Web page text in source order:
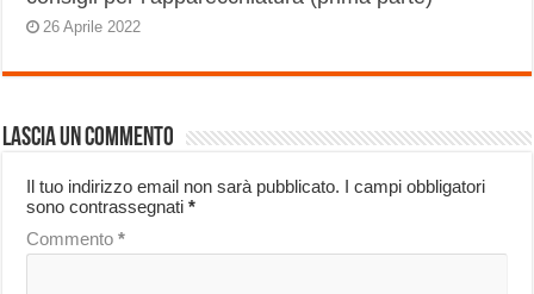
26 Aprile 2022
Lascia un commento
Il tuo indirizzo email non sarà pubblicato. I campi obbligatori
sono contrassegnati*
Commento*